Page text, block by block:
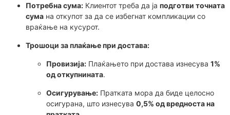
Потребна сума: Клиентот треба да ја подготви точната
сума на откупот за да се избегнат компликации со
враќање на кусурот.
Трошоци за плаќање при достава:
Провизија: Плаќањето при достава изнесува 1%
од откупнината.
Осигурување: Пратката мора да биде целосно
осигурана, што изнесува 0,5% од вредноста на